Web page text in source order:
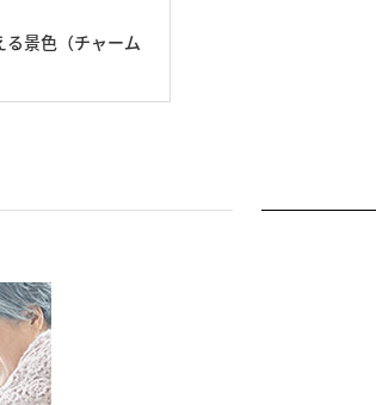
る景色（チャーム